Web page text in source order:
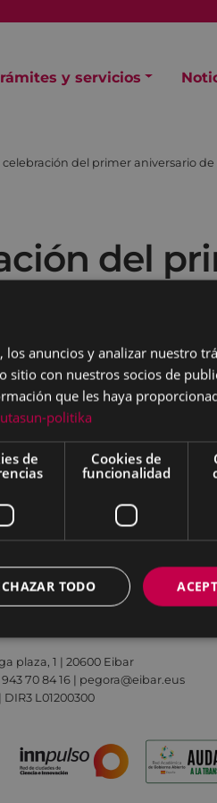
y servicios
celebración del primer aniversario
del
plaza, 1 | 20600 Eibar
70 84 16 | pegora@eibar.eus
DIR3 L01200300
anuncios y analizar nuestro
sitio con nuestros socios de
que les haya
politika
de
Cookies de
funcionalidad
TODO